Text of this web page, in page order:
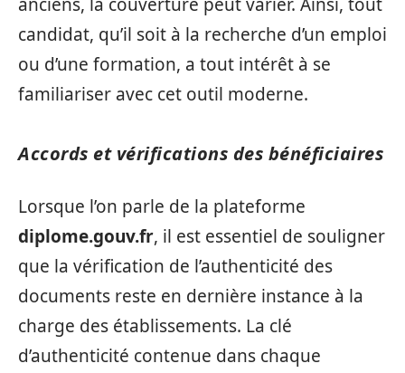
candidat, qu’il soit à la recherche d’un emploi
ou d’une formation, a tout intérêt à se
familiariser avec cet outil moderne.
Accords et vérifications des bénéficiaires
Lorsque l’on parle de la plateforme
diplome.gouv.fr, il est essentiel de souligner
que la vérification de l’authenticité des
documents reste en dernière instance à la
charge des établissements. La clé
d’authenticité contenue dans chaque